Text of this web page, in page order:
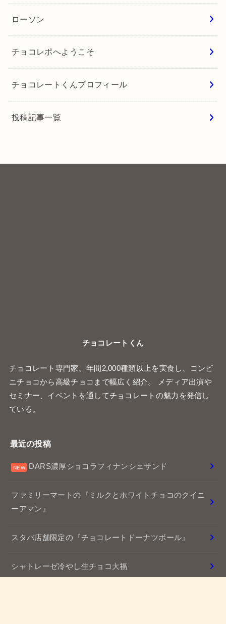
ローソン
チョコレポへようこそ
チョコレートくんプロフィール
投稿記事一覧
ーアマン』
スタバ店舗限定の『チョコレートドーナツボール』
プライバシーポリシー 免責事項
© 2026チョコレートくんのチョコレポAll Rights Reserved.